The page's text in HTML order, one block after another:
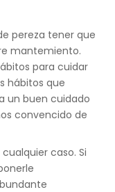
pereza tener que
mantemiento.
para cuidar
hábitos que
un buen cuidado
convencido de
caso. Si